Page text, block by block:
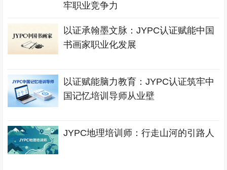
牢职业竞争力
以证承翰墨文脉：JYPC认证赋能中国
书画家职业化发展
以证赋能脑力教育：JYPC认证筑牢中
国记忆培训导师从业壁
JYPC地理培训师：行走山河的引路人